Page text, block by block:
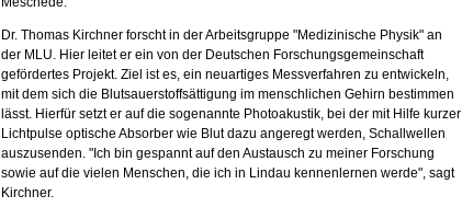
Dr. Thomas Kirchner forscht in der Arbeitsgruppe "Medizinische Physik" an
der MLU. Hier leitet er ein von der Deutschen Forschungsgemeinschaft
gefördertes Projekt. Ziel ist es, ein neuartiges Messverfahren zu entwickeln,
mit dem sich die Blutsauerstoffsättigung im menschlichen Gehirn bestimmen
lässt. Hierfür setzt er auf die sogenannte Photoakustik, bei der mit Hilfe kurzer
Lichtpulse optische Absorber wie Blut dazu angeregt werden, Schallwellen
auszusenden. "Ich bin gespannt auf den Austausch zu meiner Forschung
sowie auf die vielen Menschen, die ich in Lindau kennenlernen werde", sagt
Kirchner.